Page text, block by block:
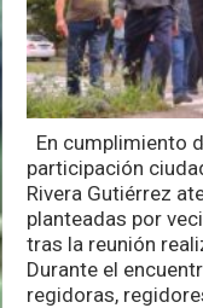
En cumplimiento
participación
Rivera Gutiérrez
planteadas por
tras la reunión
Durante el
regidoras,